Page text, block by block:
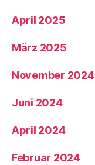
April 2025
März 2025
November 2024
Juni 2024
April 2024
Februar 2024